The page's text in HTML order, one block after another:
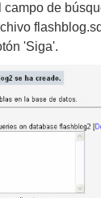
campo de
'Siga'.